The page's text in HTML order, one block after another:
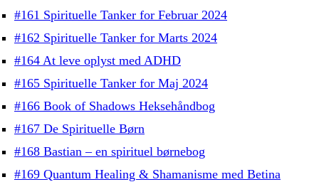
#161 Spirituelle Tanker for Februar 2024
#162 Spirituelle Tanker for Marts 2024
#164 At leve oplyst med ADHD
#165 Spirituelle Tanker for Maj 2024
#166 Book of Shadows Heksehåndbog
#167 De Spirituelle Børn
#168 Bastian – en spirituel børnebog
#169 Quantum Healing & Shamanisme med Betina